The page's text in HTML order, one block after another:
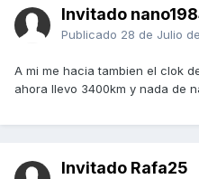
Invitado
Publicado 28 de Julio
A mi me hacia tambien el clok
ahora llevo 3400km y nada de
Invitado Rafa25